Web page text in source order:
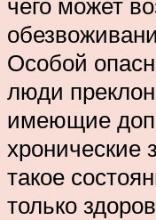
Особой
люди
имеющие
хронические
такое
только